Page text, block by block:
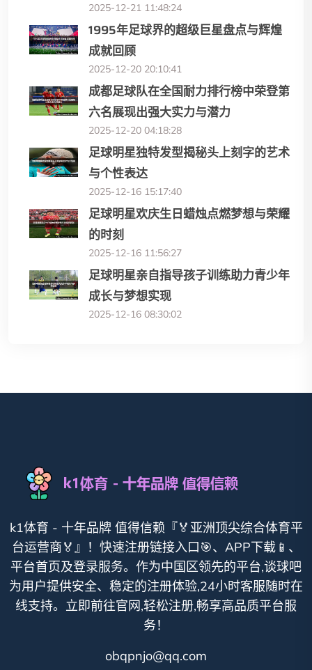
2025-12-21 11:48:24
1995年足球界的超级巨星盘点与辉煌
成就回顾
2025-12-20 20:10:41
成都足球队在全国耐力排行榜中荣登第
六名展现出强大实力与潜力
2025-12-20 04:18:28
足球明星独特发型揭秘头上刻字的艺术
与个性表达
2025-12-16 15:17:40
足球明星欢庆生日蜡烛点燃梦想与荣耀
的时刻
2025-12-16 11:56:27
足球明星亲自指导孩子训练助力青少年
成长与梦想实现
2025-12-16 08:30:02
k1体育 - 十年品牌 值得信赖『🏅亚洲顶尖综合体育平
台运营商🏅』！快速注册链接入口🎯、APP下载📱、
平台首页及登录服务。作为中国区领先的平台,谈球吧
为用户提供安全、稳定的注册体验,24小时客服随时在
线支持。立即前往官网,轻松注册,畅享高品质平台服
务！
obqpnjo@qq.com